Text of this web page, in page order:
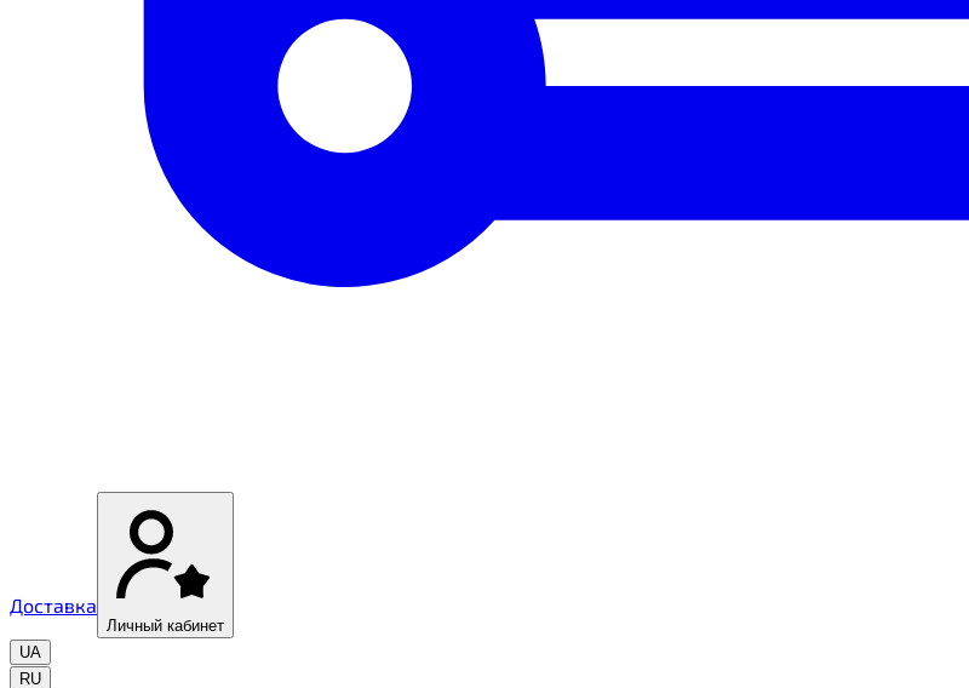
Доставка
Личный кабинет
UA
RU